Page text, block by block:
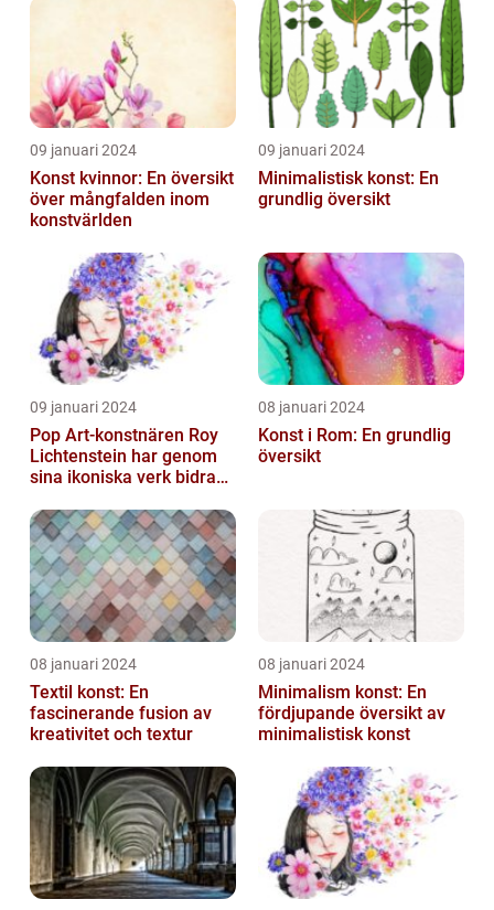
Utbildningsanstalter inom
09 januari 2024
Konst kvinnor: En översikt
över mångfalden inom
konstvärlden
09 januari 2024
Minimalistisk konst: En
grundlig översikt
09 januari 2024
Pop Art-konstnären Roy
Lichtenstein har genom
sina ikoniska verk bidragit
08 januari 2024
Konst i Rom: En grundlig
översikt
08 januari 2024
Textil konst: En
fascinerande fusion av
kreativitet och textur
08 januari 2024
Minimalism konst: En
fördjupande översikt av
minimalistisk konst